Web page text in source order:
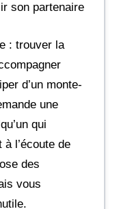
son partenaire
: trouver la
d’un monte-
une
qui
l’écoute de
des
vous